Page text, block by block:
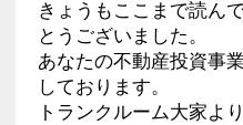
きょうもここまで読ん
とうございました。
あなたの不動産投資事
しております。
トランクルーム大家より